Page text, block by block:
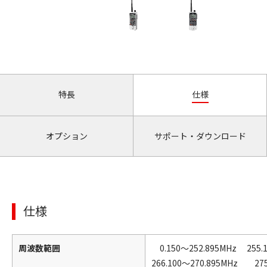
特長 仕様
オプション サポート・ダウンロード
仕様
周波数範囲
0.150～252.895MHz
266.100～270.895MHz